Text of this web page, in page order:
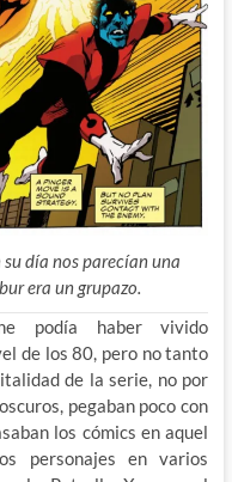
día nos parecían una
era un grupazo.
podía haber vivido
de los 80, pero no tanto
de la serie, no por
pegaban poco con
los cómics en aquel
personajes en varios